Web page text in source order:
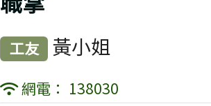
工友 黃小姐
網電： 138030